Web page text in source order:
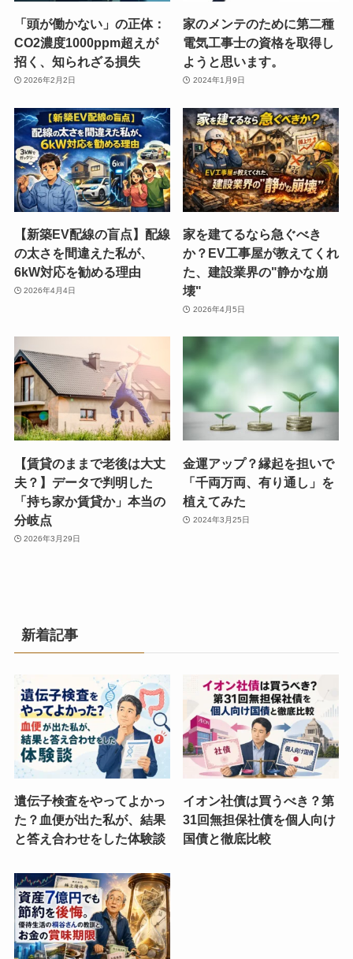
「頭が働かない」の正体：
CO2濃度1000ppm超えが
招く、知られざる損失
2026年2月2日
家のメンテのために第二種
電気工事士の資格を取得し
ようと思います。
2024年1月9日
【新築EV配線の盲点】配線
の太さを間違えた私が、
6kW対応を勧める理由
2026年4月4日
家を建てるなら急ぐべき
か？EV工事屋が教えてくれ
た、建設業界の"静かな崩
壊"
2026年4月5日
【賃貸のままで老後は大丈
夫？】データで判明した
「持ち家か賃貸か」本当の
分岐点
2026年3月29日
金運アップ？縁起を担いで
「千両万両、有り通し」を
植えてみた
2024年3月25日
新着記事
遺伝子検査をやってよかっ
た？血便が出た私が、結果
と答え合わせをした体験談
イオン社債は買うべき？第
31回無担保社債を個人向け
国債と徹底比較